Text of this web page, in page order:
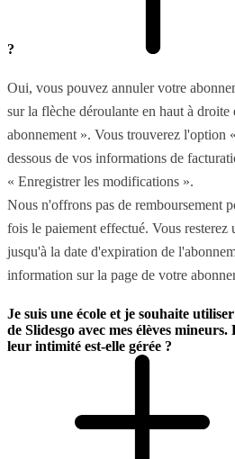
?
Oui, vous pouvez annuler votre
sur la flèche déroulante en haut à
abonnement ». Vous trouverez l'option
dessous de vos informations de
« Enregistrer les modifications ».
Nous n'offrons pas de remboursement
fois le paiement effectué. Vous
jusqu'à la date d'expiration de
information sur la page de votre
Je suis une école et je souhaite
de Slidesgo avec mes élèves
leur intimité est-elle gérée ?